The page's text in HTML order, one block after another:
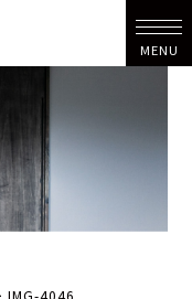
MENU